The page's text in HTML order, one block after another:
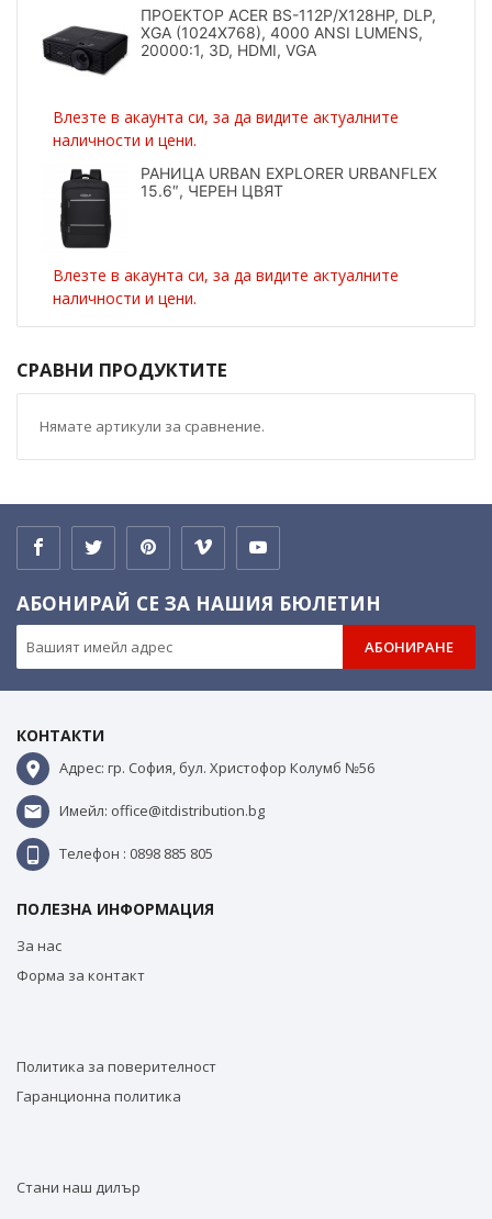
ПРОЕКТОР ACER BS-112P/X128HP, DLP,
XGA (1024X768), 4000 ANSI LUMENS,
20000:1, 3D, HDMI, VGA
Влезте в акаунта си, за да видите актуалните
наличности и цени.
РАНИЦА URBAN EXPLORER URBANFLEX
15.6″, ЧЕРЕН ЦВЯТ
Влезте в акаунта си, за да видите актуалните
наличности и цени.
СРАВНИ ПРОДУКТИТЕ
Нямате артикули за сравнение.
АБОНИРАЙ СЕ ЗА НАШИЯ БЮЛЕТИН
АБОНИРАНЕ
КОНТАКТИ
Адрес: гр. София, бул. Христофор Колумб №56
Имейл: office@itdistribution.bg
Телефон : 0898 885 805
ПОЛЕЗНА ИНФОРМАЦИЯ
За нас
Форма за контакт
Политика за поверителност
Гаранционна политика
Стани наш дилър